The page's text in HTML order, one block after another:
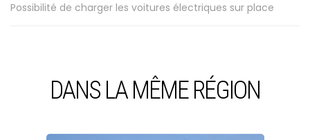
Possibilité de charger les voitures électriques sur place
DANS LA MÊME RÉGION